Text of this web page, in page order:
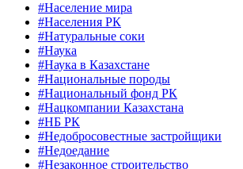
#Население мира
#Населения РК
#Натуральные соки
#Наука
#Наука в Казахстане
#Национальные породы
#Национальный фонд РК
#Нацкомпании Казахстана
#НБ РК
#Недобросовестные застройщики
#Недоедание
#Незаконное строительство